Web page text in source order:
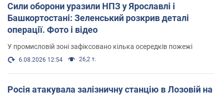
Сили оборони уразили НПЗ у Ярославлі і
Башкортостані: Зеленський розкрив деталі
операції. Фото і відео
У промисловій зоні зафіксовано кілька осередків пожежі
6.08.2026 12:54 26,2 т.
Росія атакувала залізничну станцію в Лозовій на